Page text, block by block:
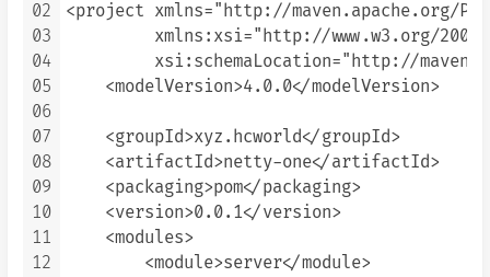
02
03
04
05
06
07
08
09
10
11
12
<project xmlns="http://maven.apache.org/
xmlns:xsi="http://www.w3.org/
xsi:schemaLocation="http://
    <modelVersion>4.0.0</modelVersion>
    <groupId>xyz.hcworld</groupId>
    <artifactId>netty-one</artifactId>
    <packaging>pom</packaging>
    <version>0.0.1</version>
    <modules>
        <module>server</module>